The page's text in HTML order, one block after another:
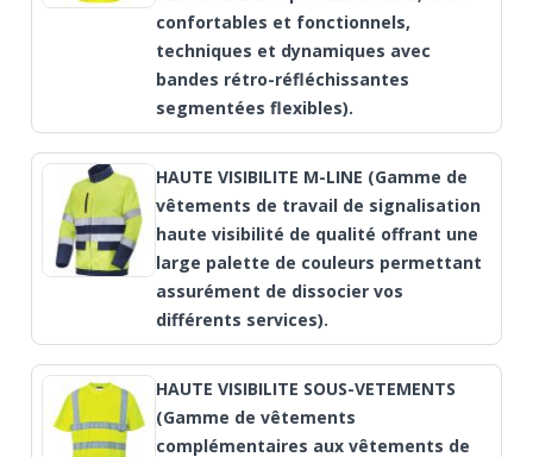
confortables et fonctionnels,
techniques et dynamiques avec
bandes rétro-réfléchissantes
segmentées flexibles).
HAUTE VISIBILITE M-LINE (Gamme de
vêtements de travail de signalisation
haute visibilité de qualité offrant une
large palette de couleurs permettant
assurément de dissocier vos
différents services).
HAUTE VISIBILITE SOUS-VETEMENTS
(Gamme de vêtements
complémentaires aux vêtements de